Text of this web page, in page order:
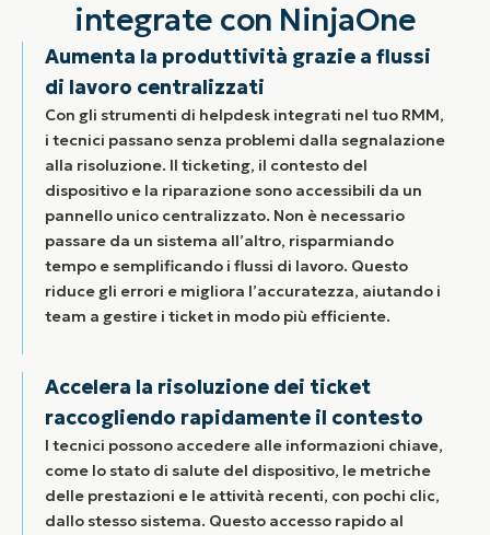
integrate con NinjaOne
Aumenta la produttività grazie a flussi
di lavoro centralizzati
Con gli strumenti di helpdesk integrati nel tuo RMM,
i tecnici passano senza problemi dalla segnalazione
alla risoluzione. Il ticketing, il contesto del
dispositivo e la riparazione sono accessibili da un
pannello unico centralizzato. Non è necessario
passare da un sistema all’altro, risparmiando
tempo e semplificando i flussi di lavoro. Questo
riduce gli errori e migliora l’accuratezza, aiutando i
team a gestire i ticket in modo più efficiente.
Accelera la risoluzione dei ticket
raccogliendo rapidamente il contesto
I tecnici possono accedere alle informazioni chiave,
come lo stato di salute del dispositivo, le metriche
delle prestazioni e le attività recenti, con pochi clic,
dallo stesso sistema. Questo accesso rapido al